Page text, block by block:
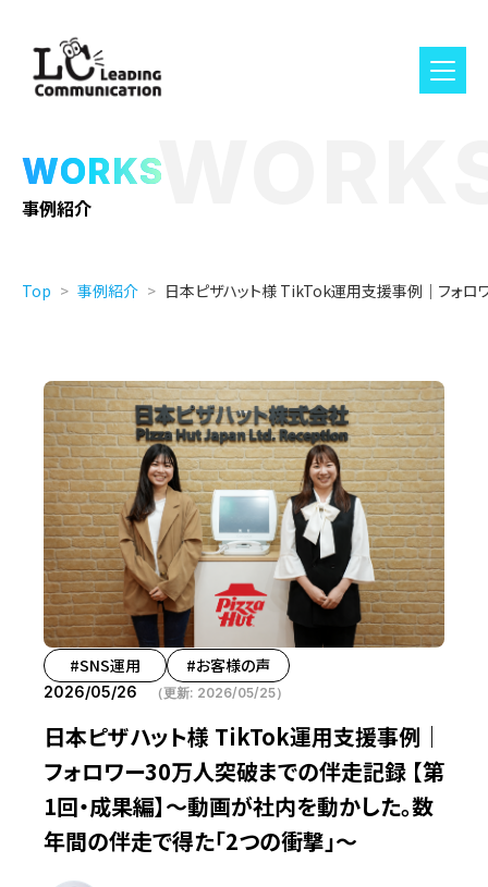
WORKS
事例紹介
Top 事例紹介 日本ピザハット様 TikTok運用支援事例｜フォロ
#SNS運用 #お客様の声
2026/05/26 （更新: 2026/05/25）
日本ピザハット様 TikTok運用支援事例｜
フォロワー30万人突破までの伴走記録 【第
1回・成果編】〜動画が社内を動かした。数
年間の伴走で得た「2つの衝撃」〜